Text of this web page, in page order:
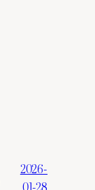
2026-
01-28